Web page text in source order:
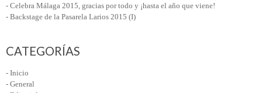
- Celebra Málaga 2015, gracias por todo y ¡hasta el año que viene!
- Backstage de la Pasarela Larios 2015 (I)
CATEGORÍAS
- Inicio
- General